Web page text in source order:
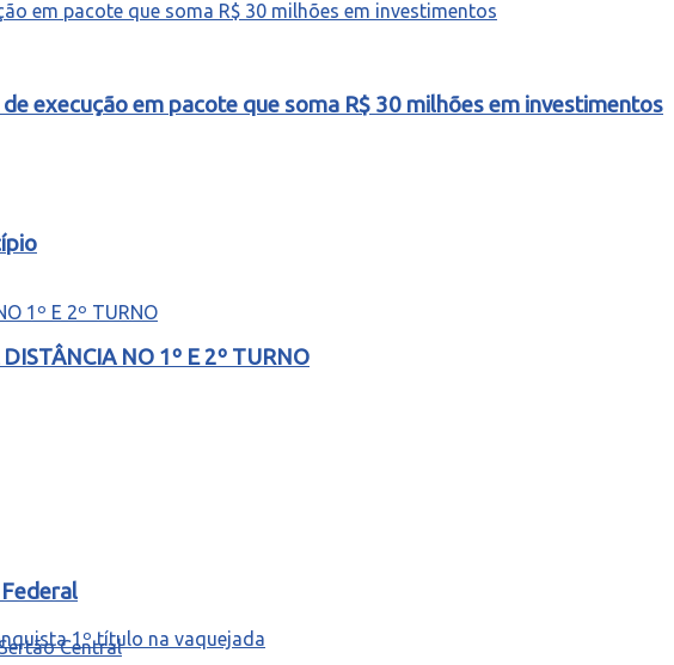
execução em pacote que soma R$ 30 milhões em investimentos
NO 1º E 2º TURNO